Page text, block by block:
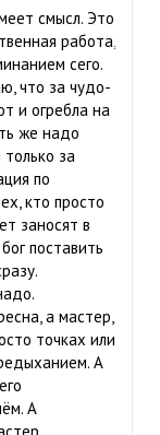
смысл. Это
работа,
сего.
что за чудо-
и огребла на
же надо
за
по
кто просто
заносят в
поставить
а мастер,
точках или
А
А